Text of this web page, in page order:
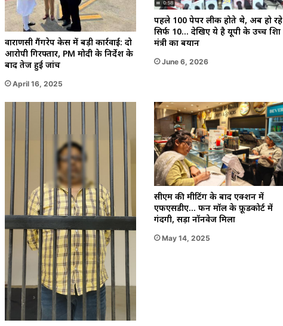
वाराणसी गैंगरेप केस में बड़ी कार्रवाई: दो
आरोपी गिरफ्तार, PM मोदी के निर्देश के
बाद तेज हुई जांच
April 16, 2025
पहले 100 पेपर लीक होते थे, अब हो रहे
सिर्फ 10… देखिए ये है यूपी के उच्च शिक्षा
मंत्री का बयान
June 6, 2026
सीएम की मीटिंग के बाद एक्शन में
एफएसडीए… फन मॉल के फ़ूडकोर्ट में
गंदगी, सड़ा नॉनवेज मिला
May 14, 2025